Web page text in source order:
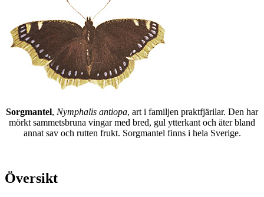
Sorgmantel, Nymphalis antiopa, art i familjen praktfjärilar. Den har
mörkt sammetsbruna vingar med bred, gul ytterkant och äter bland
annat sav och rutten frukt. Sorgmantel finns i hela Sverige.
Översikt